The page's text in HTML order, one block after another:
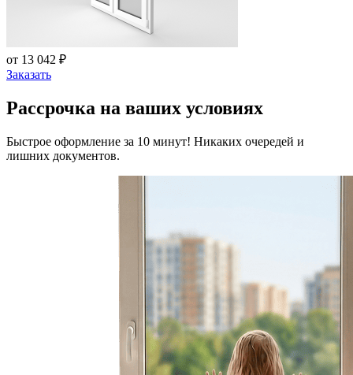
от 13 042 ₽
Заказать
Рассрочка на ваших условиях
Быстрое оформление за 10 минут! Никаких очередей и
лишних документов.